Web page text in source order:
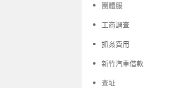
團體服
工商調查
抓姦費用
新竹汽車借款
查址